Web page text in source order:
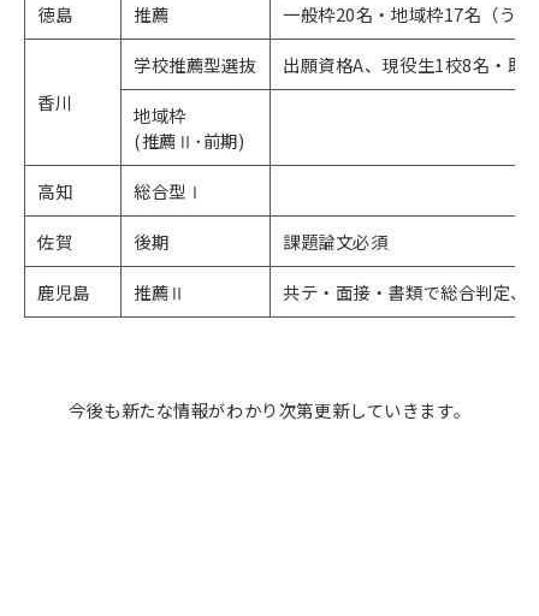
徳島 推薦 一般枠20名・地域枠17名（う
香川
学校推薦型選抜
出願資格A、現役生1校8名・既
地域枠
(推薦Ⅱ･前期)
高知
総合型Ⅰ
佐賀
後期
課題論文必須
鹿児島
推薦Ⅱ 共テ・面接・書類で総合判定、
今後も新たな情報がわかり次第更新していきます。